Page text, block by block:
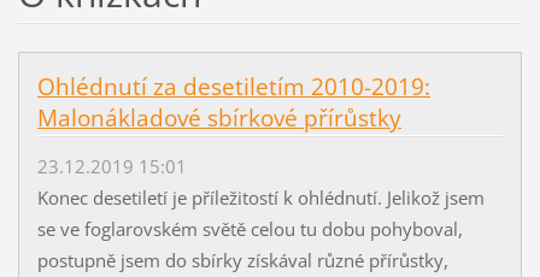
Ohlédnutí za desetiletím 2010-2019:
Malonákladové sbírkové přírůstky
23.12.2019 15:01
Konec desetiletí je příležitostí k ohlédnutí. Jelikož jsem
se ve foglarovském světě celou tu dobu pohyboval,
postupně jsem do sbírky získával různé přírůstky,